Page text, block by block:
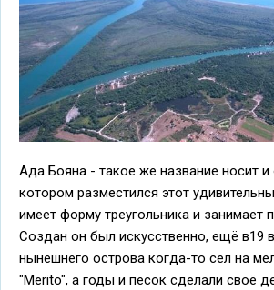
Ада Бояна - такое же название носит и
котором разместился этот
имеет форму треугольника и занимает
Создан он был искусственно, ещё в19
нынешнего острова когда-то сел на
"Merito", а годы и песок сделали своё